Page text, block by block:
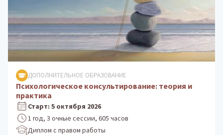
ДОПОЛНИТЕЛЬНОЕ ОБРАЗОВАНИЕ
Психологическое консультирование: теория и
практика
Старт: 5 октября 2026
1 год, 3 очные сессии, 605 часов
Диплом с правом работы